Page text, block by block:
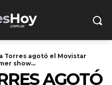
Torres agotó el Movistar
show...
AGOTÓ